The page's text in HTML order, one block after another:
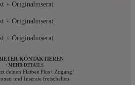
+ Originalinserat
+ Originalinserat
+ Originalinserat
KONTAKTIEREN
+ MEHR DETAILS
deinen Flatbee Plus+ Zugang!
und Inserate freischalten